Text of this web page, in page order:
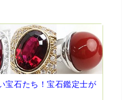
。 ありがとうございます。
宝石たち！宝石鑑定士が